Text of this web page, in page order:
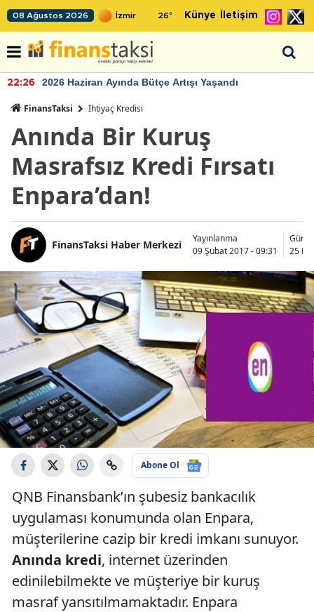
08 Ağustos 2026 26° Künye İletişim
22:26 2026 Haziran Ayında Bütçe Artışı Yaşandı
FinansTaksi İhtiyaç Kredisi
Anında Bir Kuruş
Masrafsız Kredi Fırsatı
Enpara’dan!
FinansTaksi Haber Merkezi
Yayınlanma
09 Şubat 2017 - 09:31
25
Abone Ol
QNB Finansbank’ın şubesiz bankacılık
uygulaması konumunda olan Enpara,
müşterilerine cazip bir kredi imkanı sunuyor.
Anında kredi, internet üzerinden
edinilebilmekte ve müşteriye bir kuruş
masraf yansıtılmamaktadır. Enpara